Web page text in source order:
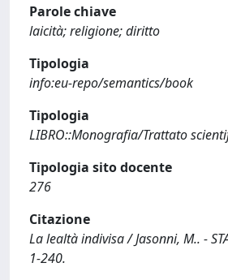
Parole chiave
laicità; religione; diritto
Tipologia
info:eu-repo/semantics/book
Tipologia
LIBRO::Monografia/Trattato
Tipologia sito docente
276
Citazione
La lealtà indivisa / Jasonni, M.. -
1-240.